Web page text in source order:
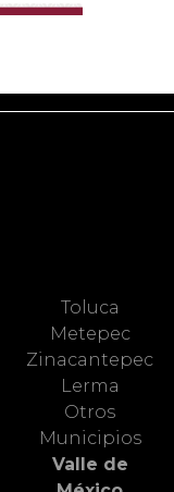
Toluca
Metepec
Zinacantepec
Lerma
Otros
Municipios
Valle de